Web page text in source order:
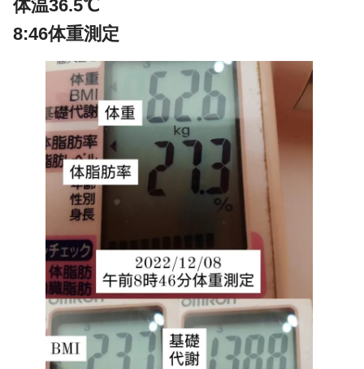
体温36.5℃
8:46体重測定